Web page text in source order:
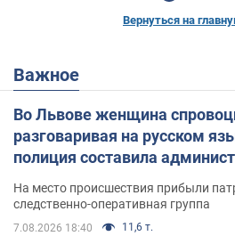
Вернуться на
Важное
Во Львове женщина
разговаривая на русском
полиция составила
протокол. Видео
На место происшествия прибыли
следственно-оперативная группа
7.08.2026 18:40 11,6 т.